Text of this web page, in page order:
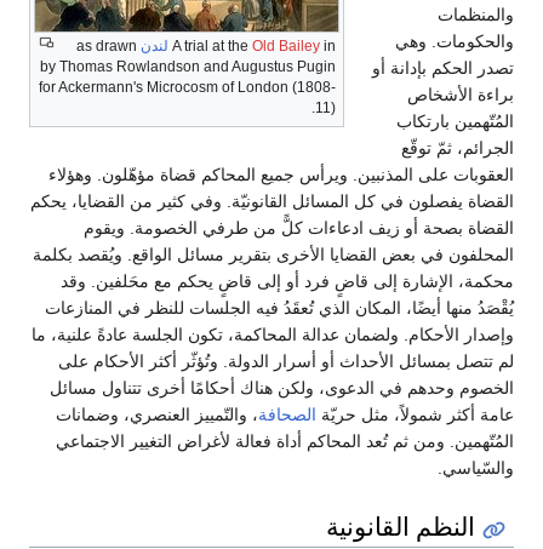
A trial at the Old Bailey in لندن as drawn
by Thomas Rowlandson and Augustus Pugin
for Ackermann's Microcosm of London (1808-
11).
والمنظمات
والحكومات. وهي
تصدر الحكم بإدانة أو
براءة الأشخاص
المُتّهمين بارتكاب
الجرائم، ثمّ توقّع
العقوبات على المذنبين. ويرأس جميع المحاكم قضاة مؤهّلون. وهؤلاء
القضاة يفصلون في كل المسائل القانونيّة. وفي كثير من القضايا، يحكم
القضاة بصحة أو زيف ادعاءات كلًّ من طرفي الخصومة. ويقوم
المحلفون في بعض القضايا الأخرى بتقرير مسائل الواقع. ويُقصد بكلمة
محكمة، الإشارة إلى قاضٍ فرد أو إلى قاضٍ يحكم مع محَلفين. وقد
يُقْصَدُ منها أيضًا، المكان الذي تُعقَدُ فيه الجلسات للنظر في المنازعات
وإصدار الأحكام. ولضمان عدالة المحاكمة، تكون الجلسة عادةً علنية، ما
لم تتصل بمسائل الأحداث أو أسرار الدولة. وتُؤثّر أكثر الأحكام على
الخصوم وحدهم في الدعوى، ولكن هناك أحكامًا أخرى تتناول مسائل
عامة أكثر شمولاً، مثل حريّة الصحافة، والتّمييز العنصري، وضمانات
المُتّهمين. ومن ثم تُعد المحاكم أداة فعالة لأغراض التغيير الاجتماعي
والسّياسي.
النظم القانونية